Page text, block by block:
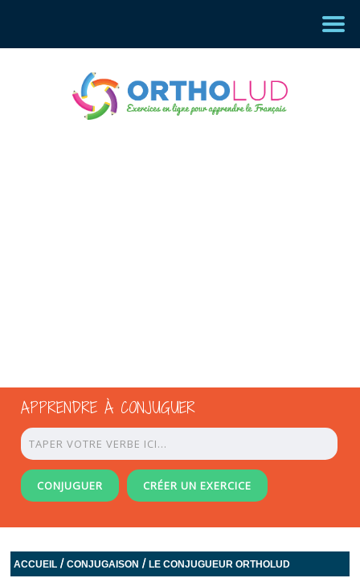
APPRENDRE À CONJUGUER
CONJUGUER CRÉER UN EXERCICE
ACCUEIL /CONJUGAISON /LE CONJUGUEUR ORTHOLUD